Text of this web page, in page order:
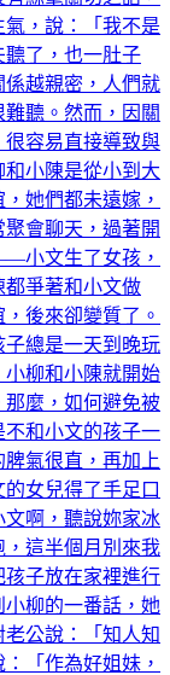
，說：「我不是
了，也一肚子
越親密，人們就
聽。然而，因關
容易直接導致與
小陳是從小到大
她們都未遠嫁，
會聊天，過著開
小文生了女孩，
爭著和小文做
後來卻變質了。
總是一天到晚玩
柳和小陳就開始
麼，如何避免被
和小文的孩子一
氣很直，再加上
女兒得了手足口
啊，聽說妳家冰
這半個月別來我
子放在家裡進行
小柳的一番話，她
公說：「知人知
「作為好姐妹，